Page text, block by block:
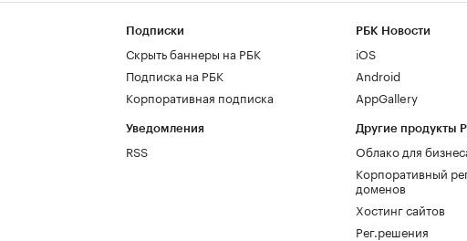
Подписки
Скрыть баннеры на РБК
Подписка на РБК
Корпоративная подписка
Уведомления
RSS
РБК Новости
iOS
Android
AppGallery
Другие продукты
Облако для
Корпоративный
доменов
Хостинг сайтов
Рег.решения